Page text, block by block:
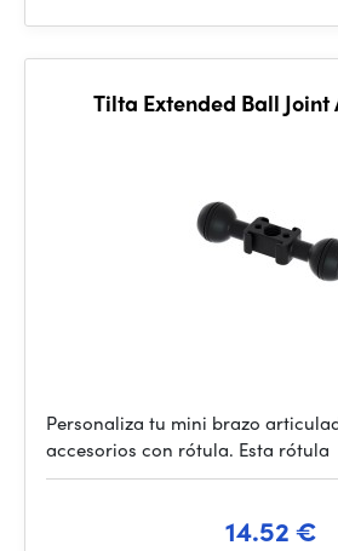
Tilta Extended Ball Joint
Personaliza tu mini brazo
accesorios con rótula. Esta rótula
14.52 €